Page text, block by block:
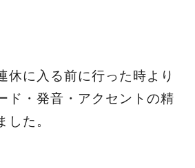
休に入る前に行った時より
ド・発音・アクセントの精
した。